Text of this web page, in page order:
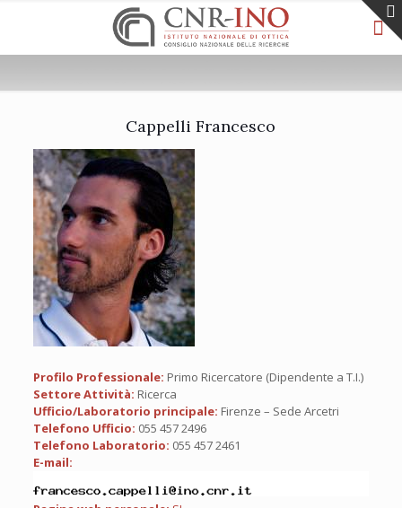
Cappelli Francesco
Profilo Professionale: Primo Ricercatore (Dipendente a T.I.)
Settore Attività: Ricerca
Ufficio/Laboratorio principale: Firenze – Sede Arcetri
Telefono Ufficio: 055 457 2496
Telefono Laboratorio: 055 457 2461
E-mail: